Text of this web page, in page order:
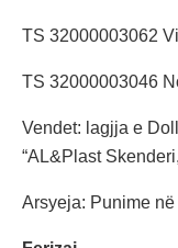
TS 32000003062
TS 32000003046
Vendet: lagjja e
“AL&Plast
Arsyeja: Punime